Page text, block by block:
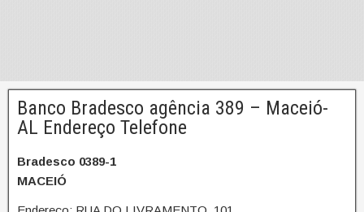
Banco Bradesco agência 389 – Maceió-
AL Endereço Telefone
Bradesco 0389-1
MACEIÓ